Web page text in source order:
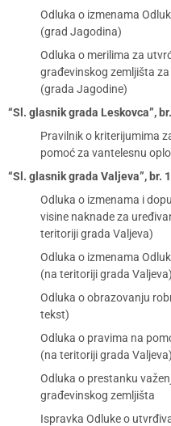
Odluka o izmenama
(grad Jagodina)
Odluka o merilima za
građevinskog zemljišta
(grada Jagodine)
“Sl. glasnik grada Leskovca”,
Pravilnik o kriterijumima
pomoć za vantelesnu
“Sl. glasnik grada Valjeva”, br.
Odluka o izmenama i
visine naknade za
teritoriji grada Valjeva)
Odluka o izmenama
(na teritoriji grada Valjeva)
Odluka o obrazovanju
tekst)
Odluka o pravima na
(na teritoriji grada Valjeva)
Odluka o prestanku
građevinskog zemljišta
Ispravka Odluke o